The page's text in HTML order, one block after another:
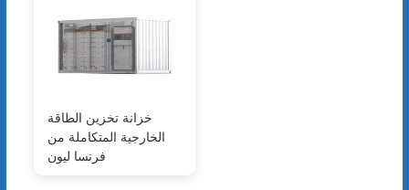
خزانة تخزين الطاقة
الخارجية المتكاملة من
فرنسا ليون